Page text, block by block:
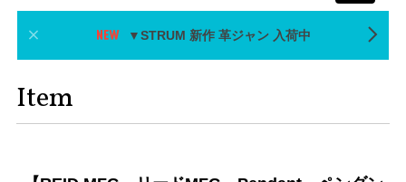
▼STRUM 新作 革ジャン 入荷中
Item